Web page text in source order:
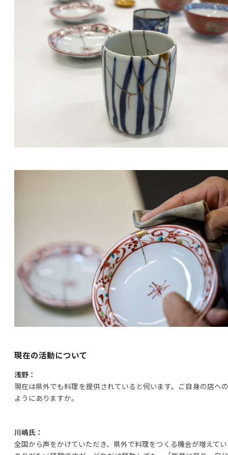
現在の活動について
浅野：
現在は県外でも料理を提供されていると伺います。ご自身の店へ
ようにありますか。
川嶋氏：
全国から声をかけていただき、県外で料理をつくる機会が増えて